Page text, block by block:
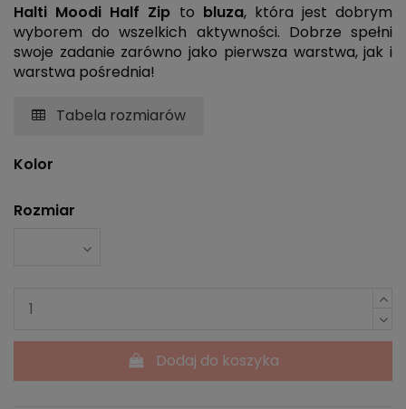
Halti Moodi Half Zip to bluza, która jest dobrym
wyborem do wszelkich aktywności. Dobrze spełni
swoje zadanie zarówno jako pierwsza warstwa, jak i
warstwa pośrednia!
Tabela rozmiarów
Kolor
Rozmiar
Dodaj do koszyka